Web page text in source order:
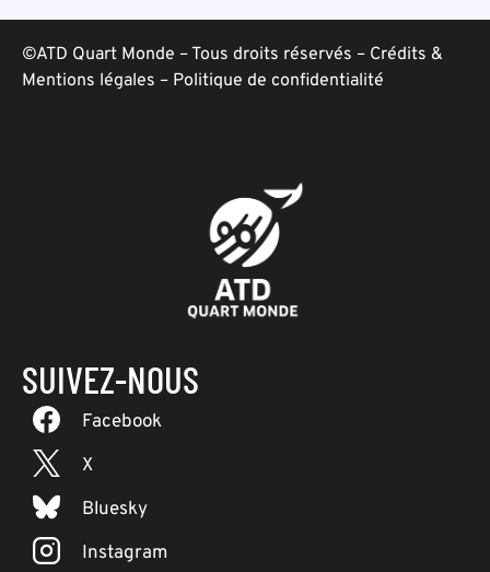
©ATD Quart Monde – Tous droits réservés – Crédits &
Mentions légales – Politique de confidentialité
SUIVEZ-NOUS
Facebook
X
Bluesky
Instagram